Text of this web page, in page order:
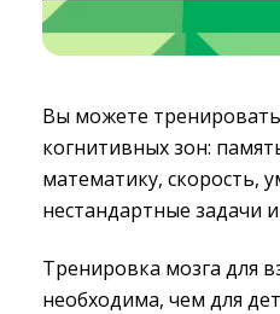
Вы можете
когнитивных зон:
математику, скорость,
нестандартные задачи и
Тренировка мозга для
необходима, чем для